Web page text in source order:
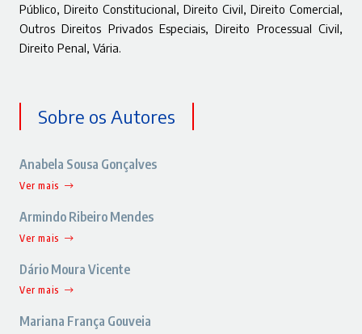
Público, Direito Constitucional, Direito Civil, Direito Comercial,
Outros Direitos Privados Especiais, Direito Processual Civil,
Direito Penal, Vária.
Sobre os Autores
Anabela Sousa Gonçalves
Ver mais
Armindo Ribeiro Mendes
Ver mais
Dário Moura Vicente
Ver mais
Mariana França Gouveia